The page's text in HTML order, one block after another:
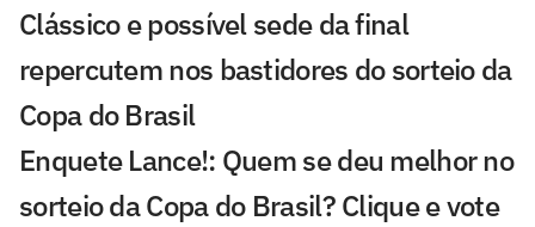
Clássico e possível sede da final
repercutem nos bastidores do sorteio da
Copa do Brasil
Enquete Lance!: Quem se deu melhor no
sorteio da Copa do Brasil? Clique e vote